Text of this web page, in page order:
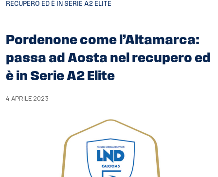
RECUPERO ED È IN SERIE A2 ELITE
Pordenone come l’Altamarca:
passa ad Aosta nel recupero ed
è in Serie A2 Elite
4 APRILE 2023